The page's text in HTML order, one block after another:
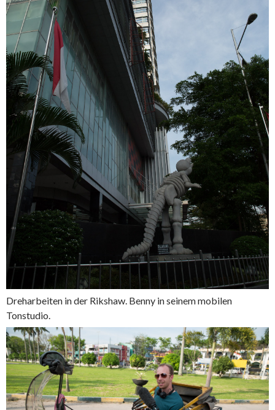
Dreharbeiten in der Rikshaw. Benny in seinem mobilen
Tonstudio.